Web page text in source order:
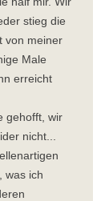
stieg die
von meiner
Male
erreicht
gehofft, wir
nicht...
was ich